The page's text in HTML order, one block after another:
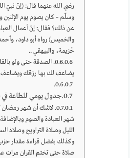
رضي الله عنهما قال: (إنّ نبيّ
وسلّم – كان يصوم يوم
عن ذلك؟ فقال: إنّ أعمال
والخميس) رواه أبو داود،
خُزيمة، والبيهقي ..
الصدقة حتى ولو
يضاعف لك بها رزقك ويضاعف
جدول يومي للطاعة
لاشك أن شهر رمضان
شهر العبادة والصوم
الليل وصلاة التراويح وصلاة
وكذلك يفضل قراءة مقدار
صلاة حتى تختم القران مرات